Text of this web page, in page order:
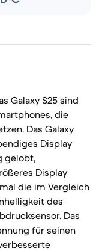
Galaxy S25 sind
die
Das Galaxy
Display
gelobt,
Display
die im Vergleich
des
Das
für seinen